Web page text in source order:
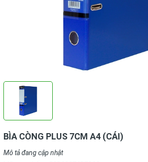
BÌA CÒNG PLUS 7CM A4 (CÁI)
Mô tả đang cập nhật